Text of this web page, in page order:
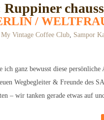
/
My Vintage Coffee Club, Sampor
ganz bewusst diese
Wegbegleiter & Freunde
– wir tanken gerade etwas auf